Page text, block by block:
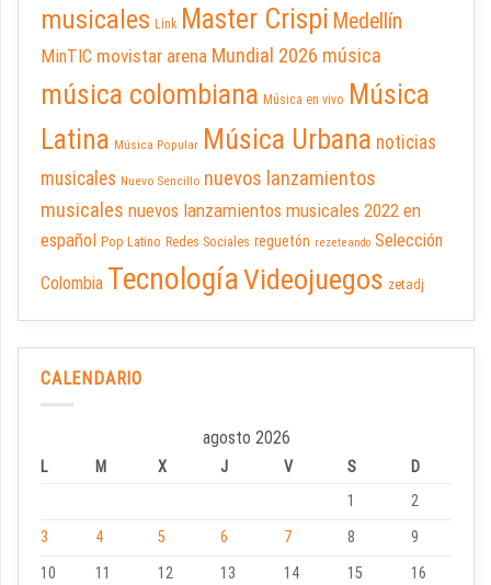
musicales Link Master Crispi Medellín
MinTIC movistar arena Mundial 2026 música
música colombiana Música en vivo Música
Latina Música Popular Música Urbana noticias
musicales Nuevo Sencillo nuevos lanzamientos
musicales nuevos lanzamientos musicales 2022 en
español Pop Latino Redes Sociales reguetón rezeteando Selección
Colombia TecnologíaVideojuegos zetadj
CALENDARIO
agosto 2026
L M X J V S
D
1
2
3
4 5 6 7 8
9
10
11 12 13 14 15
16